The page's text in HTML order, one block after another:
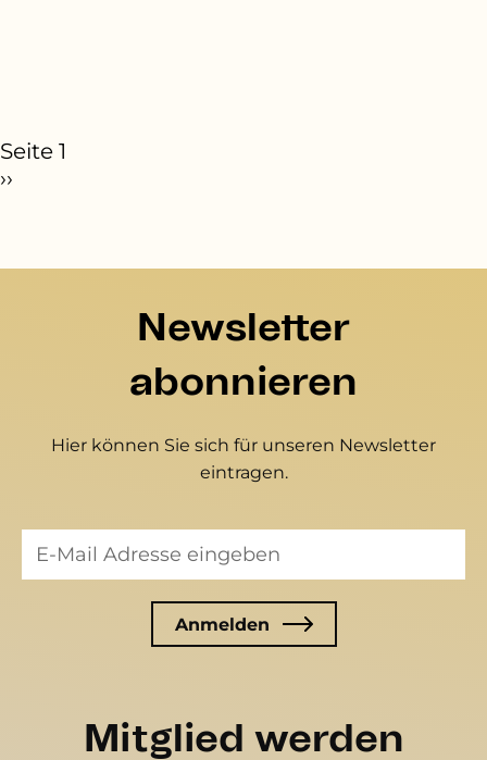
Seite 1
››
Newsletter
abonnieren
Hier können Sie sich für unseren Newsletter
eintragen.
Mitglied werden